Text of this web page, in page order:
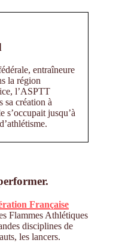
entraîneure
la région
l’ASPTT
sa création à
s’occupait jusqu’à
Française
Flammes Athlétiques
disciplines de
les lancers.